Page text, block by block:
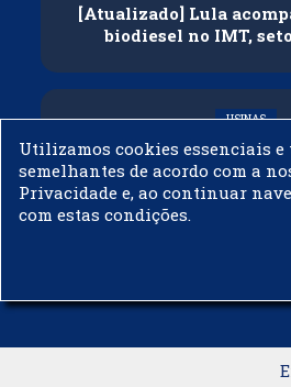
[Atualizado] Lula
biodiesel no IMT,
USINAS
Governo adia reunião
etanol na
Utilizamos cookies essenciais e
semelhantes de acordo com a
Privacidade e, ao continuar
com estas condições.